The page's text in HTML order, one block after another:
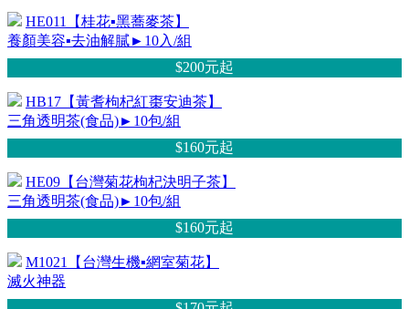
HE011【桂花▪黑蕎麥茶】
養顏美容▪去油解膩►10入/組
$200元起
HB17【黃耆枸杞紅棗安迪茶】
三角透明茶(食品)►10包/組
$160元起
HE09【台灣菊花枸杞決明子茶】
三角透明茶(食品)►10包/組
$160元起
M1021【台灣生機▪網室菊花】
滅火神器